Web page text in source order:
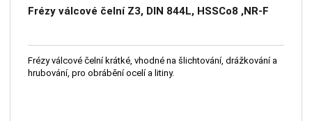
Frézy válcové čelní Z3, DIN 844L, HSSCo8 ,NR-F
Frézy válcové čelní krátké, vhodné na šlichtování, drážkování a
hrubování, pro obrábění ocelí a litiny.